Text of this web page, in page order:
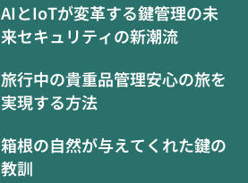
AIとIoTが変革する鍵管理の未
来セキュリティの新潮流
旅行中の貴重品管理安心の旅を
実現する方法
箱根の自然が与えてくれた鍵の
教訓